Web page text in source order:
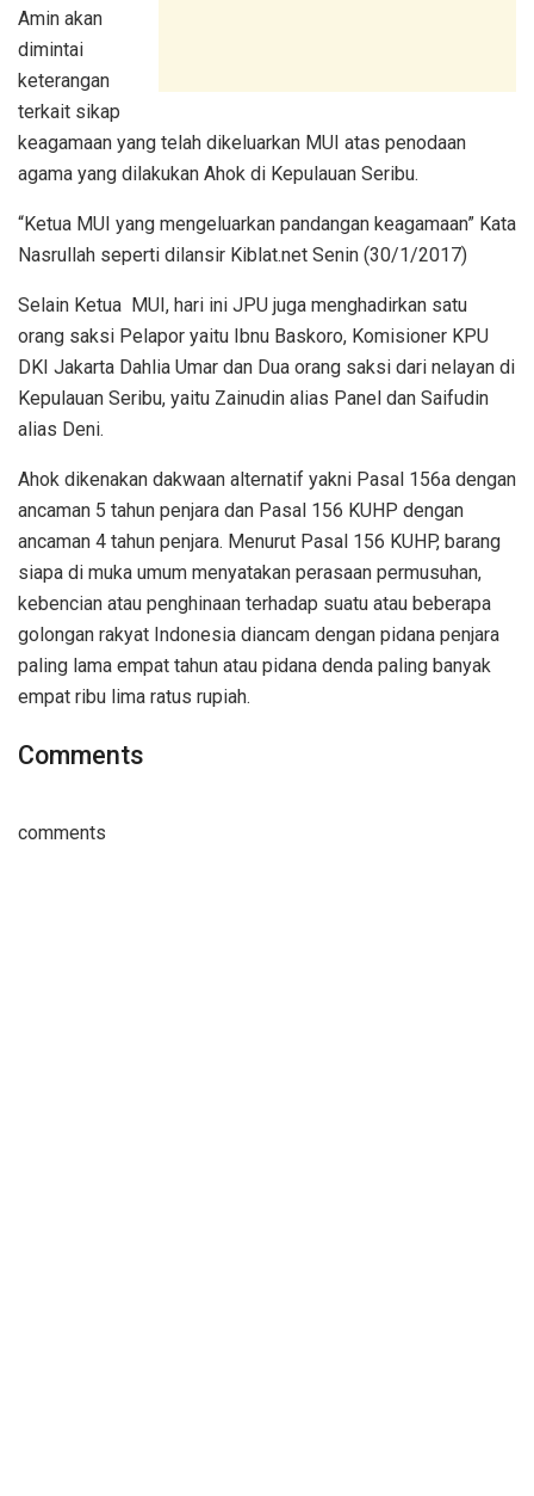
Amin akan
dimintai
keterangan
terkait sikap
keagamaan yang telah dikeluarkan MUI atas penodaan
agama yang dilakukan Ahok di Kepulauan Seribu.
“Ketua MUI yang mengeluarkan pandangan keagamaan” Kata
Nasrullah seperti dilansir Kiblat.net Senin (30/1/2017)
Selain Ketua MUI, hari ini JPU juga menghadirkan satu
orang saksi Pelapor yaitu Ibnu Baskoro, Komisioner KPU
DKI Jakarta Dahlia Umar dan Dua orang saksi dari nelayan di
Kepulauan Seribu, yaitu Zainudin alias Panel dan Saifudin
alias Deni.
Ahok dikenakan dakwaan alternatif yakni Pasal 156a dengan
ancaman 5 tahun penjara dan Pasal 156 KUHP dengan
ancaman 4 tahun penjara. Menurut Pasal 156 KUHP, barang
siapa di muka umum menyatakan perasaan permusuhan,
kebencian atau penghinaan terhadap suatu atau beberapa
golongan rakyat Indonesia diancam dengan pidana penjara
paling lama empat tahun atau pidana denda paling banyak
empat ribu lima ratus rupiah.
Comments
comments